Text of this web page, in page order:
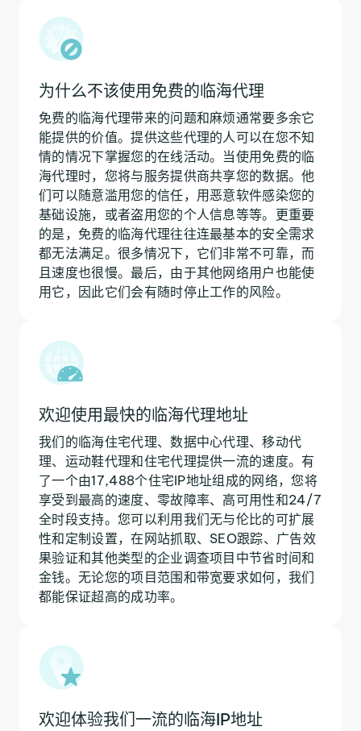
为什么不该使用免费的临海代理
免费的临海代理带来的问题和麻烦通常要多余它
能提供的价值。提供这些代理的人可以在您不知
情的情况下掌握您的在线活动。当使用免费的临
海代理时，您将与服务提供商共享您的数据。他
们可以随意滥用您的信任，用恶意软件感染您的
基础设施，或者盗用您的个人信息等等。更重要
的是，免费的临海代理往往连最基本的安全需求
都无法满足。很多情况下，它们非常不可靠，而
且速度也很慢。最后，由于其他网络用户也能使
用它，因此它们会有随时停止工作的风险。
欢迎使用最快的临海代理地址
我们的临海住宅代理、数据中心代理、移动代
理、运动鞋代理和住宅代理提供一流的速度。有
了一个由17,488个住宅IP地址组成的网络，您将
享受到最高的速度、零故障率、高可用性和24/7
全时段支持。您可以利用我们无与伦比的可扩展
性和定制设置，在网站抓取、SEO跟踪、广告效
果验证和其他类型的企业调查项目中节省时间和
金钱。无论您的项目范围和带宽要求如何，我们
都能保证超高的成功率。
欢迎体验我们一流的临海IP地址